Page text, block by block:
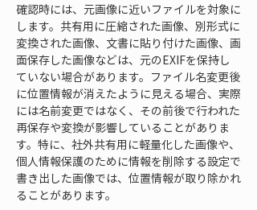
確認時には、元画像に近いファイルを対象に
します。共有用に圧縮された画像、別形式に
変換された画像、文書に貼り付けた画像、画
面保存した画像などは、元のEXIFを保持し
ていない場合があります。ファイル名変更後
に位置情報が消えたように見える場合、実際
には名前変更ではなく、その前後で行われた
再保存や変換が影響していることがありま
す。特に、社外共有用に軽量化した画像や、
個人情報保護のために情報を削除する設定で
書き出した画像では、位置情報が取り除かれ
ることがあります。